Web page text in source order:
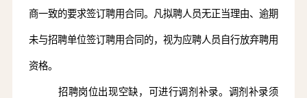
商一致的要求签订聘用合同。凡拟聘人员无正当理由、逾期
未与招聘单位签订聘用合同的，视为应聘人员自行放弃聘用
资格。
招聘岗位出现空缺，可进行调剂补录。调剂补录须